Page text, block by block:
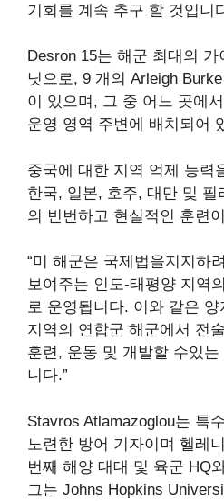
기회를 계속 추구 할 것입니
Desron 15는 해군 최대의
닛으로, 9 개의 Arleigh
이 있으며, 그 중 어느 곳에
운영 영역 주변에 배치되어
중국에 대한 지역 억제 능력
한국, 일본, 호주, 대만 및 필
의 빈번하고 현실적인 훈련
“미 해군은 국제법을지지하
보여주는 인도-태평양 지역
로 운영됩니다. 이와 같은
지역의 연합군 해군에서 전
훈련, 운동 및 개발할 수있
니다.”
Stavros Atlamazoglou는 특
노련한 방어 기자이며 헬레
번째 해양 대대 및 육군 HQ
그는 Johns Hopkins